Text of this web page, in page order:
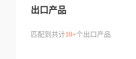
出口产品
匹配到共计10+个出口产品